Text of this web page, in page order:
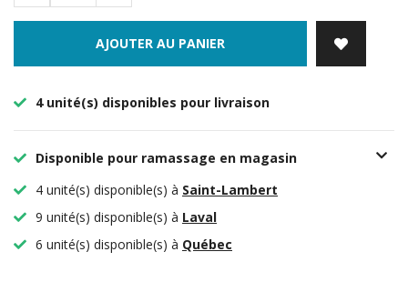
AJOUTER AU PANIER
4 unité(s) disponibles pour livraison
Disponible pour ramassage en magasin
4 unité(s) disponible(s) à Saint-Lambert
9 unité(s) disponible(s) à Laval
6 unité(s) disponible(s) à Québec